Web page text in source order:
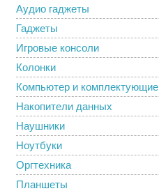
Аудио гаджеты
Гаджеты
Игровые консоли
Колонки
Компьютер и комплектующие
Накопители данных
Наушники
Ноутбуки
Оргтехника
Планшеты